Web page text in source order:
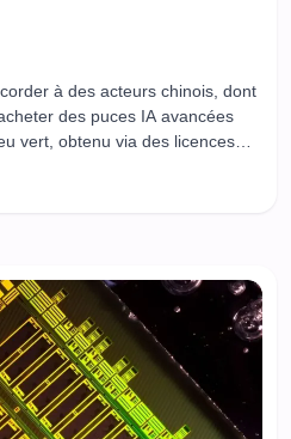
à des acteurs chinois, dont
des puces IA avancées
vert, obtenu via des licences
ces derniers mois. Derrière